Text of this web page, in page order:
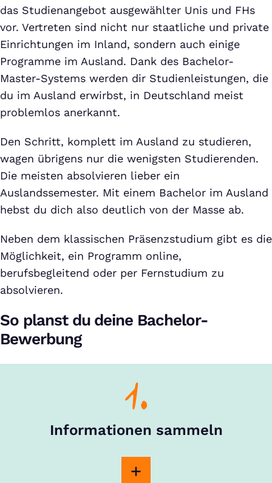
das Studienangebot ausgewählter Unis und FHs
vor. Vertreten sind nicht nur staatliche und private
Einrichtungen im Inland, sondern auch einige
Programme im Ausland. Dank des Bachelor-
Master-Systems werden dir Studienleistungen, die
du im Ausland erwirbst, in Deutschland meist
problemlos anerkannt.
Den Schritt, komplett im Ausland zu studieren,
wagen übrigens nur die wenigsten Studierenden.
Die meisten absolvieren lieber ein
Auslandssemester. Mit einem Bachelor im Ausland
hebst du dich also deutlich von der Masse ab.
Neben dem klassischen Präsenzstudium gibt es die
Möglichkeit, ein Programm online,
berufsbegleitend oder per Fernstudium zu
absolvieren.
So planst du deine Bachelor-
Bewerbung
1.
Informationen sammeln